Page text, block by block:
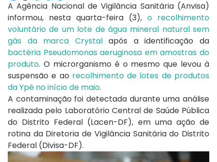
A Agência Nacional de Vigilância Sanitária (Anvisa)
informou, nesta quarta-feira (3), o recolhimento
voluntário de um lote de água mineral natural sem
gás da marca Crystalapós a identificação da
bactéria Pseudomonas aeruginosa em amostras do
produto. O microrganismo é o mesmo que levou à
suspensão e ao recolhimento de lotes de produtos
da Ypê no início de maio.
A contaminação foi detectada durante uma análise
realizada pelo Laboratório Central de Saúde Pública
do Distrito Federal (Lacen-DF), em uma ação de
rotina da Diretoria de Vigilância Sanitária do Distrito
Federal (Divisa-DF).